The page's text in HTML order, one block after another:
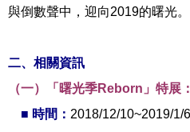
與倒數聲中，迎向2019的曙光。
二、相關資訊
（一）「曙光季Reborn」特展：
■ 時間： 2018/12/10~2019/1/